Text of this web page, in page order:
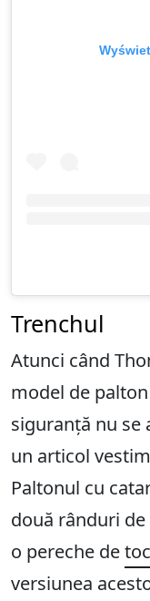
Trenchul
Atunci când
model de
siguranță nu se
un articol
Paltonul cu
două rânduri de
o pereche de
versiunea